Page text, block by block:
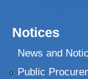
Notices
News and
Public